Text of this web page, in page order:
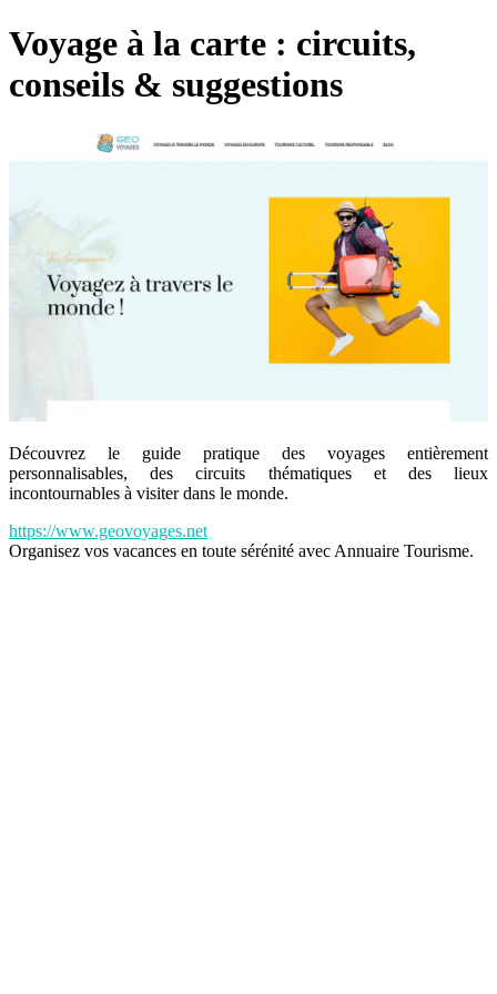
Voyage à la carte : circuits,
conseils & suggestions
Découvrez le guide pratique des voyages entièrement
personnalisables, des circuits thématiques et des lieux
incontournables à visiter dans le monde.
https://www.geovoyages.net
Organisez vos vacances en toute sérénité avec Annuaire Tourisme.